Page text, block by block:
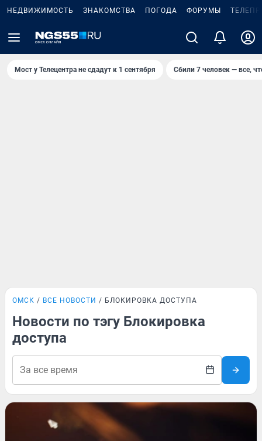
НЕДВИЖИМОСТЬ ЗНАКОМСТВА ПОГОДА ФОРУМЫ
Мост у Телецентра не сдадут к 1 сентября Сбили 7 человек — все,
ОМСК ВСЕ НОВОСТИ БЛОКИРОВКА ДОСТУПА
Новости по тэгу Блокировка
доступа